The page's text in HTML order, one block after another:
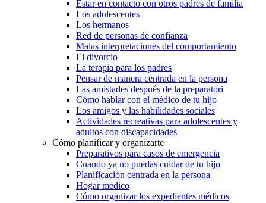
Estar en contacto con otros padres de familia
Los adolescentes
Los hermanos
Red de personas de confianza
Malas interpretaciones del comportamiento
El divorcio
La terapia para los padres
Pensar de manera centrada en la persona
Las amistades después de la preparatori
Cómo hablar con el médico de tu hijo
Los amigos y las habilidades sociales
Actividades recreativas para adolescentes y
adultos con discapacidades
Cómo planificar y organizarte
Preparativos para casos de emergencia
Cuando ya no puedas cuidar de tu hijo
Planificación centrada en la persona
Hogar médico
Cómo organizar los expedientes médicos